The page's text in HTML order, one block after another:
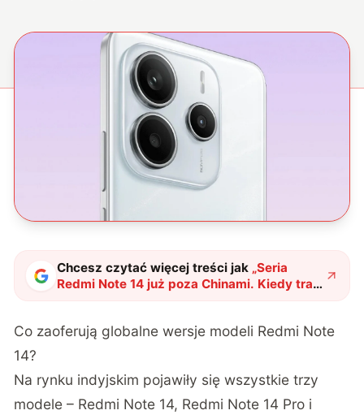
Chcesz czytać więcej treści jak „Seria
Redmi Note 14 już poza Chinami. Kiedy trafi
do Polski?"?
Co zaoferują globalne wersje modeli Redmi Note
14?
Na rynku indyjskim pojawiły się wszystkie trzy
modele – Redmi Note 14, Redmi Note 14 Pro i